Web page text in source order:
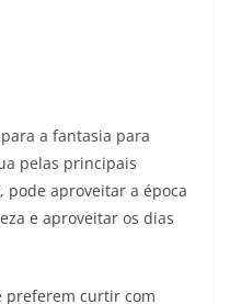
a fantasia para
pelas principais
pode aproveitar a época
e aproveitar os dias
preferem curtir com